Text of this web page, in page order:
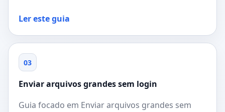
Ler este guia
03
Enviar arquivos grandes sem login
Guia focado em Enviar arquivos grandes sem